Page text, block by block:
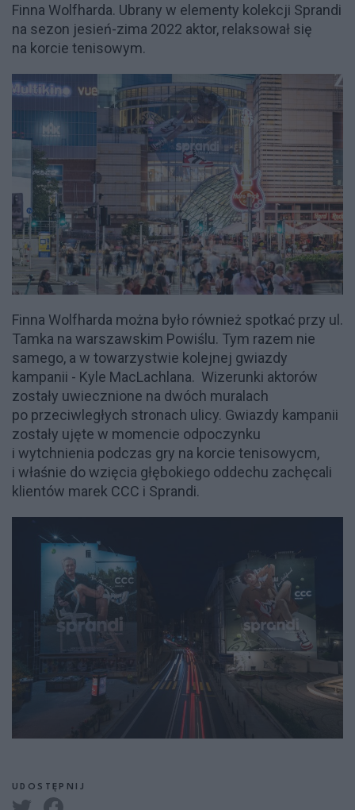
Finna Wolfharda. Ubrany w elementy kolekcji Sprandi
na sezon jesień-zima 2022 aktor, relaksował się
na korcie tenisowym.
Finna Wolfharda można było również spotkać przy ul.
Tamka na warszawskim Powiślu. Tym razem nie
samego, a w towarzystwie kolejnej gwiazdy
kampanii - Kyle MacLachlana. Wizerunki aktorów
zostały uwiecznione na dwóch muralach
po przeciwległych stronach ulicy. Gwiazdy kampanii
zostały ujęte w momencie odpoczynku
i wytchnienia podczas gry na korcie tenisowycm,
i właśnie do wzięcia głębokiego oddechu zachęcali
klientów marek CCC i Sprandi.
UDOSTĘPNIJ